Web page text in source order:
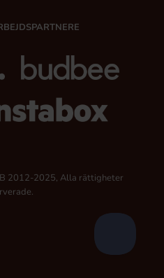
2012-2025, Alla rättigheter